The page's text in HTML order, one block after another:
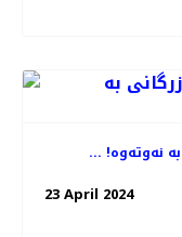
نەوتەوە! ...
23 April 2024